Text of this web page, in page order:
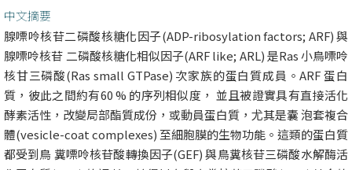
中文摘要
腺嘌呤核苷二磷酸核糖化因子(ADP-ribosylation factors; ARF) 與
腺嘌呤核苷 二磷酸核糖化相似因子(ARF like; ARL) 是Ras 小鳥嘌呤
核甘三磷酸(Ras small GTPase) 次家族的蛋白質成員。ARF 蛋白
質，彼此之間約有60 % 的序列相似度， 並且被證實具有直接活化
酵素活性，改變局部酯質成份，或動員蛋白質，尤其是囊 泡套複合
體(vesicle-coat complexes) 至細胞膜的生物功能。這類的蛋白質
都受到鳥 糞嘌呤核苷酸轉換因子(GEF) 與鳥糞核苷三磷酸水解酶活